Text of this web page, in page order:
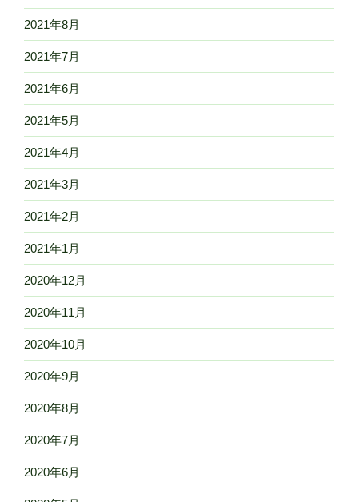
2021年8月
2021年7月
2021年6月
2021年5月
2021年4月
2021年3月
2021年2月
2021年1月
2020年12月
2020年11月
2020年10月
2020年9月
2020年8月
2020年7月
2020年6月